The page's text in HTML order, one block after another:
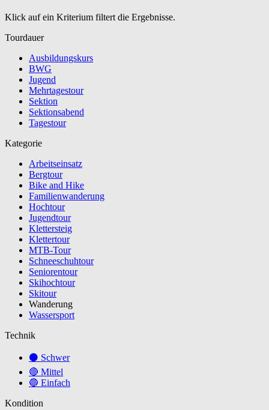
Klick auf ein Kriterium filtert die Ergebnisse.
Tourdauer
Ausbildungskurs
BWG
Jugend
Mehrtagestour
Sektion
Sektionsabend
Tagestour
Kategorie
Arbeitseinsatz
Bergtour
Bike and Hike
Familienwanderung
Hochtour
Jugendtour
Klettersteig
Klettertour
MTB-Tour
Schneeschuhtour
Seniorentour
Skihochtour
Skitour
Wanderung
Wassersport
Technik
⚫ Schwer
🔴 Mittel
🔵 Einfach
Kondition